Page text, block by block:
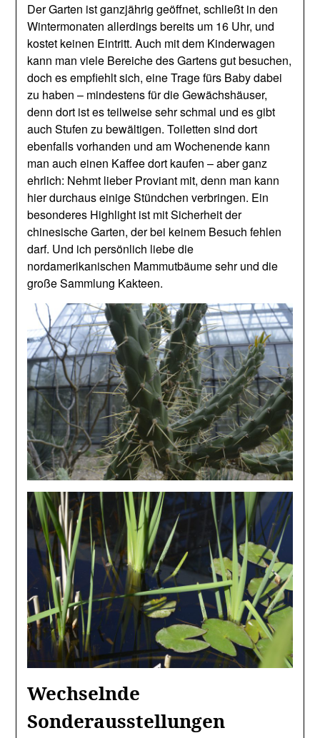
Der Garten ist ganzjährig geöffnet, schließt in den
Wintermonaten allerdings bereits um 16 Uhr, und
kostet keinen Eintritt. Auch mit dem Kinderwagen
kann man viele Bereiche des Gartens gut besuchen,
doch es empfiehlt sich, eine Trage fürs Baby dabei
zu haben – mindestens für die Gewächshäuser,
denn dort ist es teilweise sehr schmal und es gibt
auch Stufen zu bewältigen. Toiletten sind dort
ebenfalls vorhanden und am Wochenende kann
man auch einen Kaffee dort kaufen – aber ganz
ehrlich: Nehmt lieber Proviant mit, denn man kann
hier durchaus einige Stündchen verbringen. Ein
besonderes Highlight ist mit Sicherheit der
chinesische Garten, der bei keinem Besuch fehlen
darf. Und ich persönlich liebe die
nordamerikanischen Mammutbäume sehr und die
große Sammlung Kakteen.
Wechselnde
Sonderausstellungen